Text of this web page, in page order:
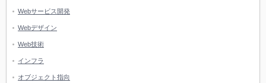
Webサービス開発
Webデザイン
Web技術
インフラ
オブジェクト指向